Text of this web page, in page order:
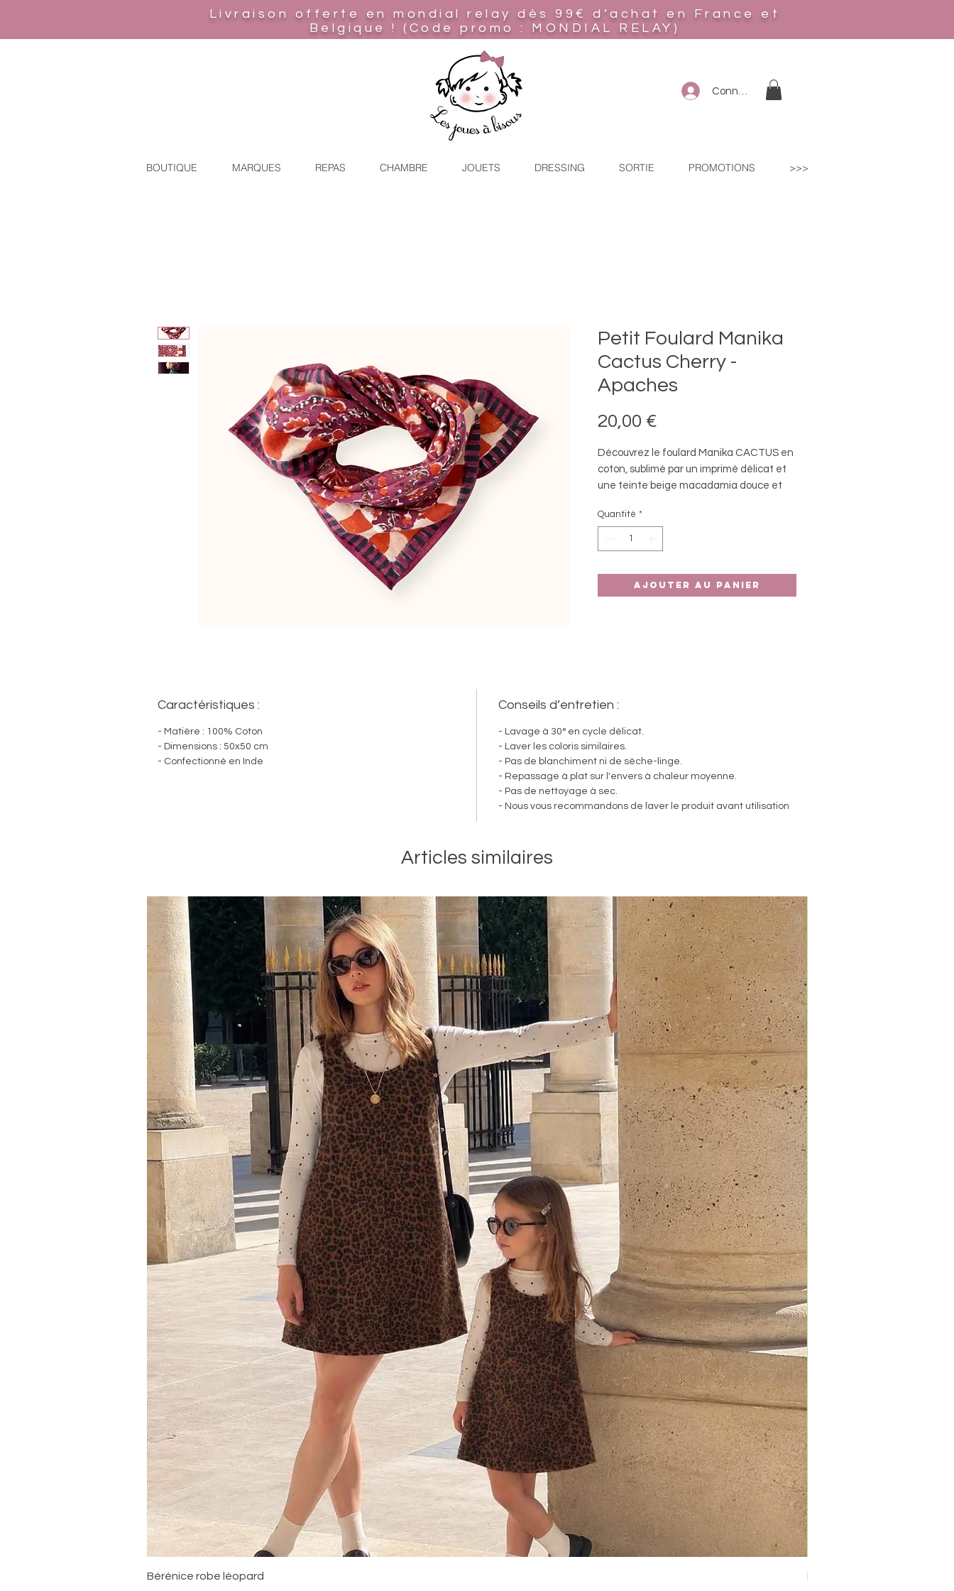
Livraison offerte en mondial relay
dès 99€ d’achat en France et
Belgique ! (Code promo : MONDIAL RELAY)
Connexion
BOUTIQUE MARQUES REPAS CHAMBRE JOUETS DRESSING SORTIE PROMOTIONS >>>
Petit Foulard Manika
Cactus Cherry -
Apaches
20,00 €
Découvrez le foulard Manika CACTUS en
coton, sublimé par un imprimé délicat et
une teinte beige macadamia douce et
une touche chaleureuse et moderne à
toutes vos tenues, pour petits et grands.
Un essentiel à adopter sans tarder !
Quantité *
Ajouter au panier
Caractéristiques :
- Matière : 100% Coton
- Dimensions : 50x50 cm
- Confectionné en Inde
Conseils d’entretien :
- Lavage à 30° en cycle délicat.
- Laver les coloris similaires.
- Pas de blanchiment ni de sèche-linge.
- Repassage à plat sur l'envers à chaleur moyenne.
- Pas de nettoyage à sec.
- Nous vous recommandons de laver le produit avant utilisation
Articles similaires
Bérénice robe léopard
Emira jean large léopard